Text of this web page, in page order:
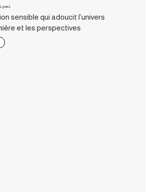
8
sensible qui adoucit l’univers
et les perspectives